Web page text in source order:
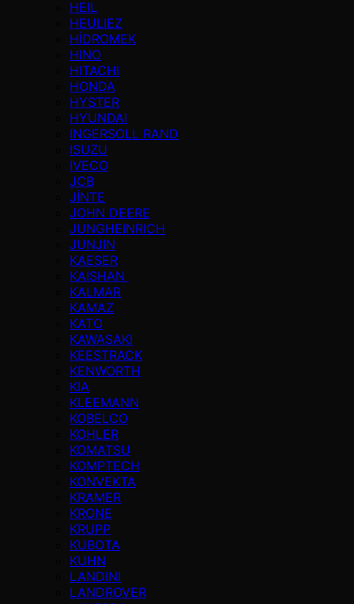
HEIL
HEULIEZ
HİDROMEK
HINO
HITACHI
HONDA
HYSTER
HYUNDAI
INGERSOLL RAND
ISUZU
IVECO
JCB
JİNTE
JOHN DEERE
JUNGHEINRICH
JUNJIN
KAESER
KAISHAN
KALMAR
KAMAZ
KATO
KAWASAKI
KEESTRACK
KENWORTH
KIA
KLEEMANN
KOBELCO
KOHLER
KOMATSU
KOMPTECH
KONVEKTA
KRAMER
KRONE
KRUPP
KUBOTA
KUHN
LANDINI
LANDROVER